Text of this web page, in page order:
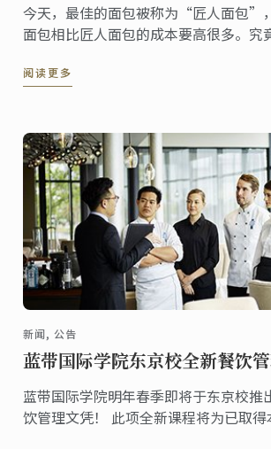
今天，最佳的面包被称为“匠人面包”
面包相比匠人面包的成本要高很多。究
阅读更多
新闻, 公告
蓝带国际学院东京校全新餐饮
蓝带国际学院明年春季即将于东京校
饮管理文凭！ 此项全新课程将为已取